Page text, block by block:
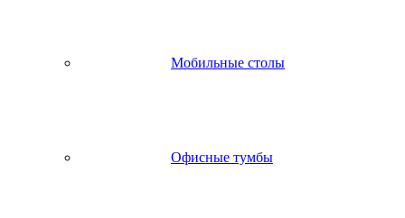
Мобильные столы
Офисные тумбы